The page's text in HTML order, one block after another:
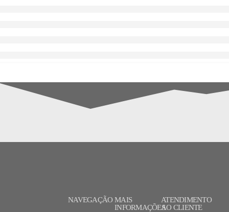
NAVEGAÇÃO MAIS
INFORMAÇÕES
ATENDIMENTO
AO CLIENTE